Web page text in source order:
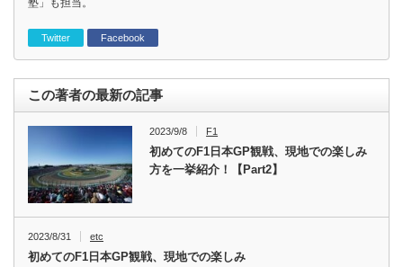
塾」も担当。
Twitter Facebook
この著者の最新の記事
2023/9/8 F1
初めてのF1日本GP観戦、現地での楽しみ
方を一挙紹介！【Part2】
2023/8/31 etc
初めてのF1日本GP観戦、現地での楽しみ